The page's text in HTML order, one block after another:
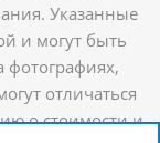
Указанные
и могут быть
отличаться
о стоимости и